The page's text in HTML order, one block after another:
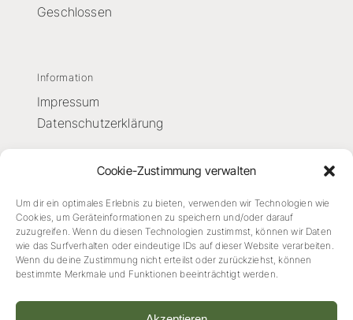
Cookie-Zustimmung verwalten
Um dir ein optimales Erlebnis zu bieten, verwenden wir Technologien wie
Cookies, um Geräteinformationen zu speichern und/oder darauf
zuzugreifen. Wenn du diesen Technologien zustimmst, können wir Daten
wie das Surfverhalten oder eindeutige IDs auf dieser Website verarbeiten.
Wenn du deine Zustimmung nicht erteilst oder zurückziehst, können
bestimmte Merkmale und Funktionen beeinträchtigt werden.
Geschlossen
Information
Impressum
Datenschutzerklärung